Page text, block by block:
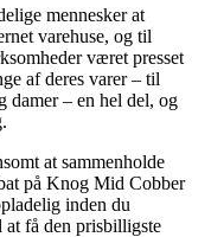
mennesker at
varehuse, og til
været presset
af deres varer – til
damer – en hel del, og
at sammenholde
på Knog Mid Cobber
inden du
at få den prisbilligste